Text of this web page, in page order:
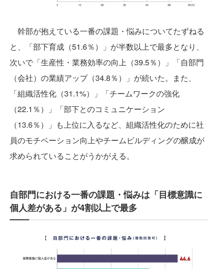
幹部が抱えている一番の課題・悩みについてたずねる
と、「部下育成（51.6％）」が半数以上で最多となり、
次いで「生産性・業務効率の向上（39.5％）」「自部門
（会社）の業績アップ（34.8％）」が続いた。また、
「組織活性化（31.1%）」「チームワークの強化
（22.1％）」「部下とのコミュニケーション
（13.6％）」も上位に入るなど、組織活性化のために社
員のモチベーション向上やチームビルディングの醸成が
求められていることがうかがえる。
自部門における一番の課題・悩みは「目標意識に
個人差がある」が4割以上で最多